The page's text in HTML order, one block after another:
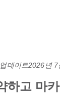
데이트2026년 7
하고 마